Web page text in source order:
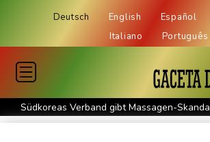
Deutsch English Español
Italiano
Português
Südkoreas Verband gibt Massagen-
Größer als alle bisherigen US-Anlagen: